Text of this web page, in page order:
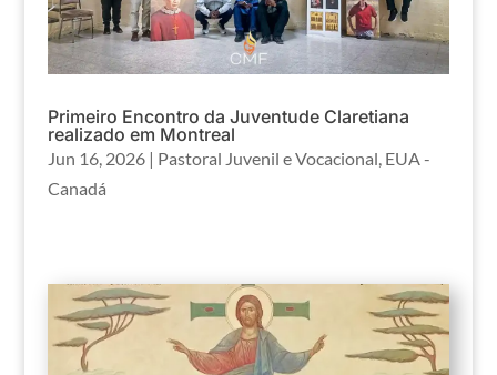
Primeiro Encontro da Juventude Claretiana
realizado em Montreal
Jun 16, 2026| Pastoral Juvenil e Vocacional, EUA -
Canadá